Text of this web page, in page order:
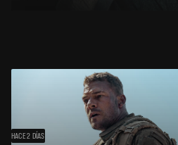
HACE 2 DÍAS